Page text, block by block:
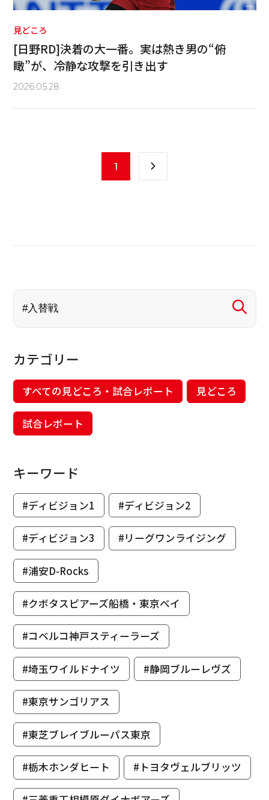
見どころ
[日野RD]決着の大一番。実は熱き男の“俯
瞰”が、冷静な攻撃を引き出す
2026.05.28
1
カテゴリー
すべての見どころ・試合レポート 見どころ
試合レポート
キーワード
#ディビジョン1 #ディビジョン2
#ディビジョン3 #リーグワンライジング
#浦安D-Rocks
#クボタスピアーズ船橋・東京ベイ
#コベルコ神戸スティーラーズ
#埼玉ワイルドナイツ #静岡ブルーレヴズ
#東京サンゴリアス
#東芝ブレイブルーパス東京
#栃木ホンダヒート #トヨタヴェルブリッツ